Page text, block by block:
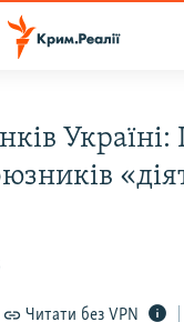
Читати без VPN